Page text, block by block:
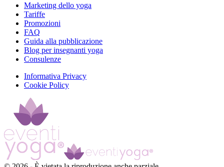
Marketing dello yoga
Tariffe
Promozioni
FAQ
Guida alla pubblicazione
Blog per insegnanti yoga
Consulenze
Informativa Privacy
Cookie Policy